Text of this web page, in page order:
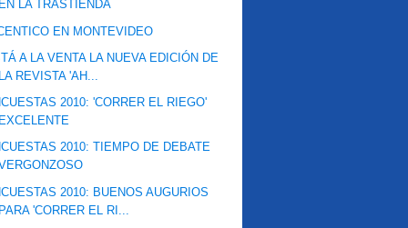
LA TRASTIENDA
EN MONTEVIDEO
A LA VENTA LA NUEVA EDICIÓN DE
REVISTA 'AH...
2010: 'CORRER EL RIEGO'
2010: TIEMPO DE DEBATE
2010: BUENOS AUGURIOS
'CORRER EL RI...